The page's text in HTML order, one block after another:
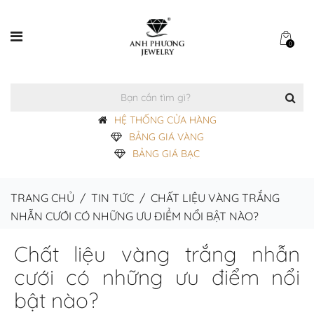
0
HỆ THỐNG CỬA HÀNG
BẢNG GIÁ VÀNG
BẢNG GIÁ BẠC
TRANG CHỦ / TIN TỨC / CHẤT LIỆU VÀNG TRẮNG
NHẪN CƯỚI CÓ NHỮNG ƯU ĐIỂM NỔI BẬT NÀO?
Chất liệu vàng trắng nhẫn
cưới có những ưu điểm nổi
bật nào?